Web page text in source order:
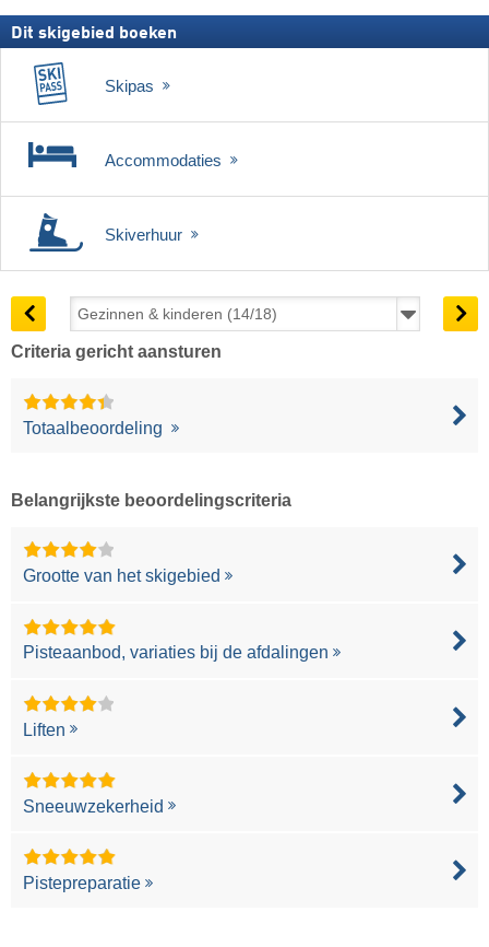
Dit skigebied boeken
Skipas
Accommodaties
Skiverhuur
Criteria gericht aansturen
Totaalbeoordeling
Belangrijkste beoordelingscriteria
Grootte van het skigebied
Pisteaanbod, variaties bij de afdalingen
Liften
Sneeuwzekerheid
Pistepreparatie